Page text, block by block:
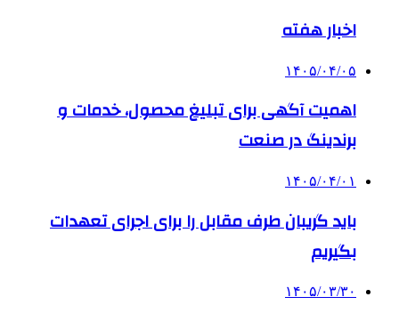
اخبار هفته
۱۴۰۵/۰۴/۰۵
اهمیت آگهی برای تبلیغ محصول، خدمات و
برندینگ در صنعت
۱۴۰۵/۰۴/۰۱
باید گریبان طرف مقابل را برای اجرای تعهدات
بگیریم
۱۴۰۵/۰۳/۳۰